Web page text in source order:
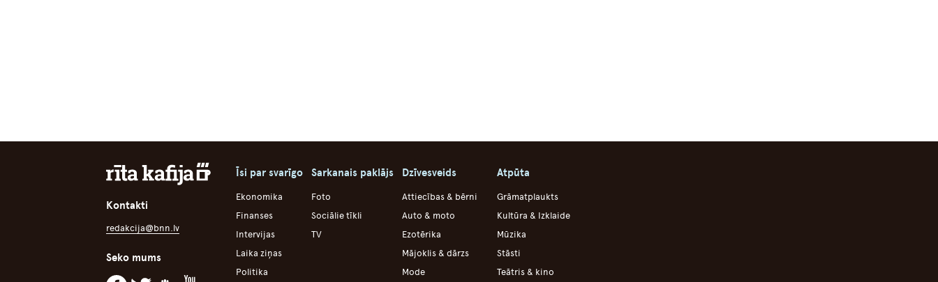
Kontakti
redakcija@bnn.lv
Seko mums
Īsi par svarīgo
Ekonomika
Finanses
Intervijas
Laika ziņas
Politika
Sarkanais paklājs
Foto
Sociālie tīkli
TV
Dzīvesveids
Attiecības & bērni
Auto & moto
Ezotērika
Mājoklis & dārzs
Mode
Atpūta
Grāmatplaukts
Kultūra & Izklaide
Mūzika
Stāsti
Teātris & kino